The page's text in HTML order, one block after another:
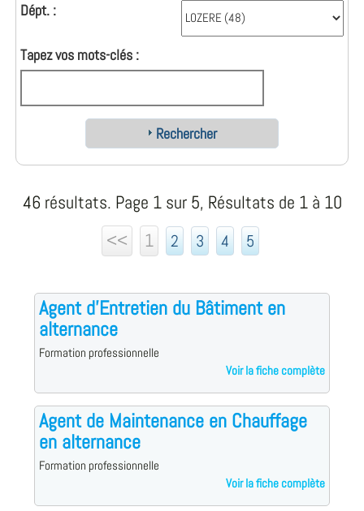
Dépt. :
Tapez vos mots-clés :
Rechercher
46 résultats. Page 1 sur 5, Résultats de 1 à 10
<<
1 2 3 4 5
Agent d'Entretien du Bâtiment en
alternance
Formation professionnelle
Voir la fiche complète
Agent de Maintenance en Chauffage
en alternance
Formation professionnelle
Voir la fiche complète